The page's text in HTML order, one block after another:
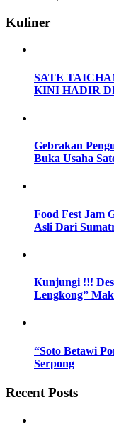
Kuliner
SATE
KINI HADIR
Gebrakan
Buka Usaha
Food Fest Jam
Asli Dari
Kunjungi !!!
Lengkong”
“Soto Betawi
Serpong
Recent Posts